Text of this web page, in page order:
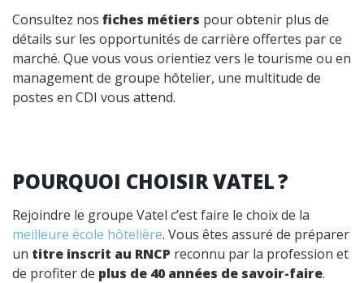
Consultez nos fiches métiers pour obtenir plus de
détails sur les opportunités de carrière offertes par ce
marché. Que vous vous orientiez vers le tourisme ou en
management de groupe hôtelier, une multitude de
postes en CDI vous attend.
POURQUOI CHOISIR VATEL ?
Rejoindre le groupe Vatel c’est faire le choix de la
meilleure école hôtelière. Vous êtes assuré de préparer
un titre inscrit au RNCP reconnu par la profession et
de profiter de plus de 40 années de savoir-faire.